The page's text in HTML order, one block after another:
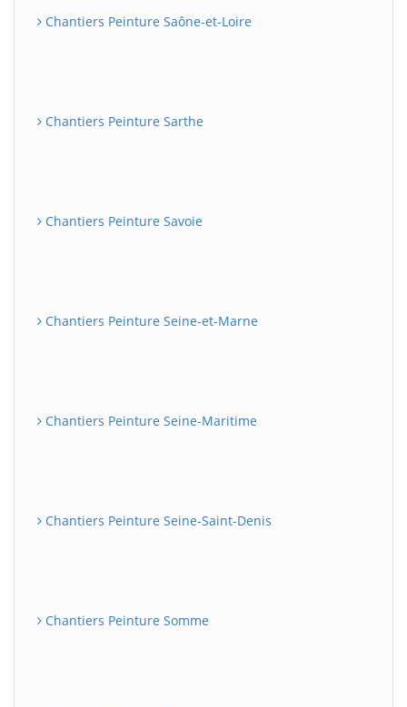
Chantiers Peinture Saône-et-Loire
Chantiers Peinture Sarthe
Chantiers Peinture Savoie
Chantiers Peinture Seine-et-Marne
Chantiers Peinture Seine-Maritime
Chantiers Peinture Seine-Saint-Denis
Chantiers Peinture Somme